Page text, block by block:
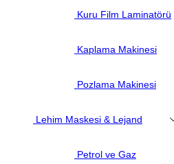
Kuru Film Laminatörü
Kaplama Makinesi
Pozlama Makinesi
Lehim Maskesi & Lejand
Petrol ve Gaz